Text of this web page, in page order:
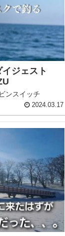
イジェスト
ンスイッチ
2024.03.17